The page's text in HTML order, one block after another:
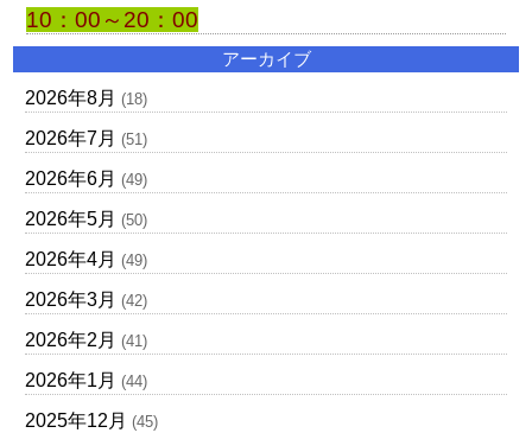
10：00～20：00
アーカイブ
2026年8月 (18)
2026年7月 (51)
2026年6月 (49)
2026年5月 (50)
2026年4月 (49)
2026年3月 (42)
2026年2月 (41)
2026年1月 (44)
2025年12月 (45)